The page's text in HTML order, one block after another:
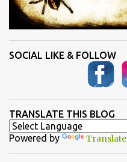
SOCIAL LIKE & FOLLOW
TRANSLATE THIS BLOG
Powered by Translate